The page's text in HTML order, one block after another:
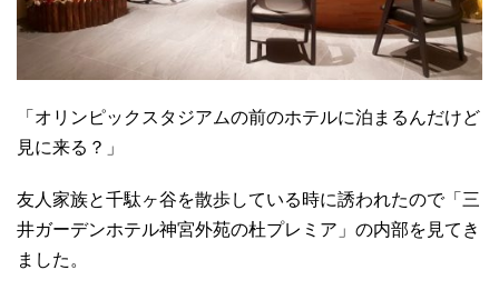
「オリンピックスタジアムの前のホテルに泊まるんだけど
見に来る？」
友人家族と千駄ヶ谷を散歩している時に誘われたので「三
井ガーデンホテル神宮外苑の杜プレミア」の内部を見てき
ました。